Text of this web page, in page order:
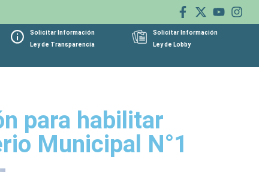
Solicitar Información
Ley de Transparencia
Solicitar Información
Ley de Lobby
para habilitar
Municipal N°1